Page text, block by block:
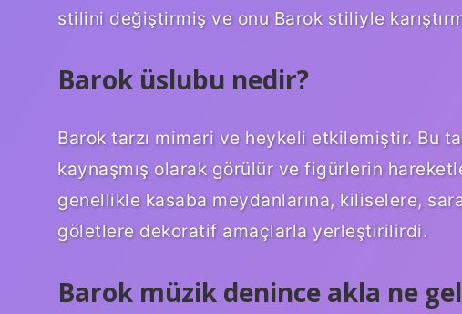
stilini değiştirmiş ve onu Barok stiliyle
Barok üslubu nedir?
Barok tarzı mimari ve heykeli etkilemiştir. Bu
kaynaşmış olarak görülür ve figürlerin
genellikle kasaba meydanlarına, kiliselere,
göletlere dekoratif amaçlarla yerleştirilirdi.
Barok müzik denince akla ne